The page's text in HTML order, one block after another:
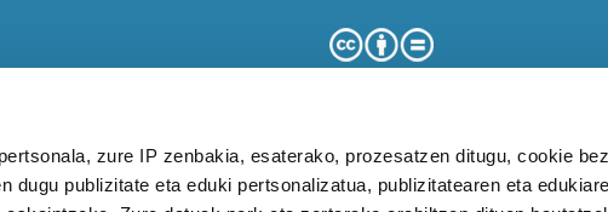
zure IP zenbakia, esaterako, prozesatzen ditugu, cookie
dugu publizitate eta eduki pertsonalizatua, publizitatearen eta
KUDEAKETA AURRERATUARI